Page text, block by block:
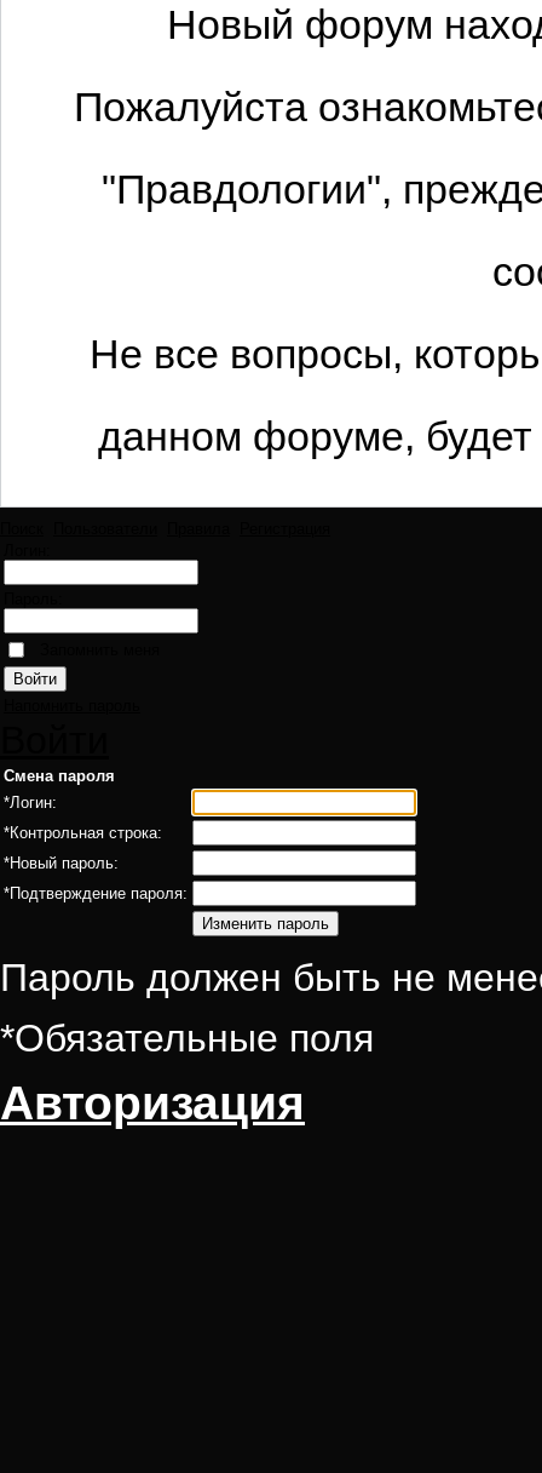
Новый форум
Пожалуйста
"Правдологии",
Не все вопросы,
данном форуме,
Смена пароля
*Логин:
*Контрольная строка:
*Новый пароль:
*Подтверждение пароля:
Пароль должен быть не
*Обязательные поля
Авторизация